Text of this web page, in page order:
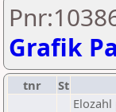
Grafik
tnr St
Elozahl